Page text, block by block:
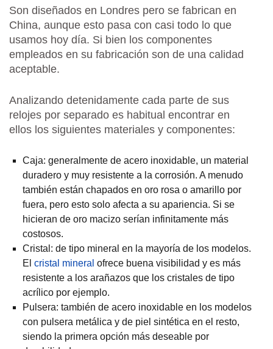
Son diseñados en Londres pero se fabrican en
China, aunque esto pasa con casi todo lo que
usamos hoy día. Si bien los componentes
empleados en su fabricación son de una calidad
aceptable.
Analizando detenidamente cada parte de sus
relojes por separado es habitual encontrar en
ellos los siguientes materiales y componentes:
Caja: generalmente de acero inoxidable, un material
duradero y muy resistente a la corrosión. A menudo
también están chapados en oro rosa o amarillo por
fuera, pero esto solo afecta a su apariencia. Si se
hicieran de oro macizo serían infinitamente más
costosos.
Cristal: de tipo mineral en la mayoría de los modelos.
El cristal mineral ofrece buena visibilidad y es más
resistente a los arañazos que los cristales de tipo
acrílico por ejemplo.
Pulsera: también de acero inoxidable en los modelos
con pulsera metálica y de piel sintética en el resto,
siendo la primera opción más deseable por